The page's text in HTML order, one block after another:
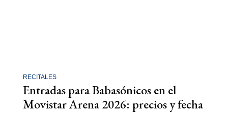
RECITALES
Entradas para Babasónicos en el
Movistar Arena 2026: precios y fecha